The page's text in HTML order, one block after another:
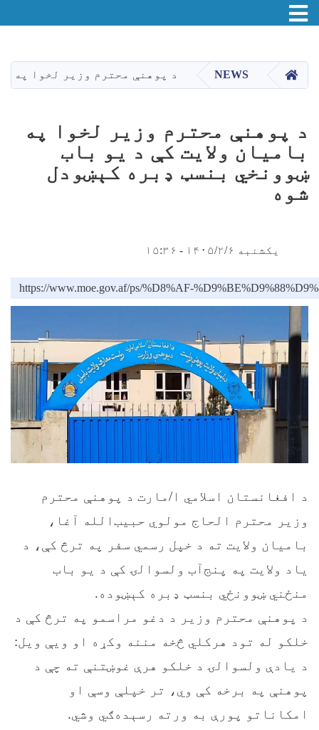
Toggle navigation
HOME
NEWS د پوهنې محترم وزیر لخوا په
د پوهنې محترم وزیر لخوا په
بامیان ولایت کې د یو باب
ښوونخي بنسټ ډبره کېښودل
شوه
یکشنبه ۱۴۰۵/۲/۶ - ۱۵:۳۶
https://www.moe.gov.af/ps/%D8%AF-
د افغانستان اسلامي ا/مارت د پوهنې محترم
وزیر محترم الحاج مولوي حبیب‌الله آغا،
بامیان ولایت ته د خپل رسمي سفر په ترڅ کې، د
یاد ولایت په پنج‌آب ولسوالۍ کې د یو باب
منځني ښوونځي بنسټ ډبره کېښوده.
د پوهنې محترم وزیر د دغو مراسمو په ترڅ کې د
خلکو له تود هرکلي څخه مننه وکړه او ویې ویل:
د یادې ولسوالۍ د خلکو هرې غوښتنې ته چې د
پوهنې په برخه کې وي، تر خپلې وسې او
امکاناتو پورې به ورته رسېده‌ګي وشي.